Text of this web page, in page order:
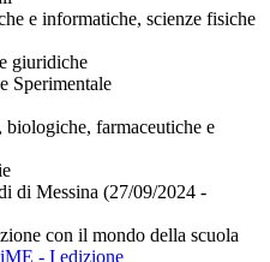
e informatiche, scienze fisiche
giuridiche
Sperimentale
farmaceutiche e
di Messina (27/09/2024 -
con il mondo della scuola
- I edizione